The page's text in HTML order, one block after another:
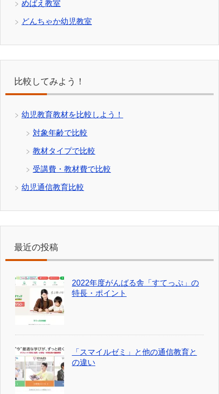
めばえ教室
どんちゃか幼児教室
比較してみよう！
幼児教育教材を比較しよう！
対象年齢で比較
教材タイプで比較
受講費・教材費で比較
幼児通信教育比較
最近の投稿
2022年度がんばる舎「すてっぷ」の
特長・ポイント
「スマイルゼミ」と他の通信教育と
の違い